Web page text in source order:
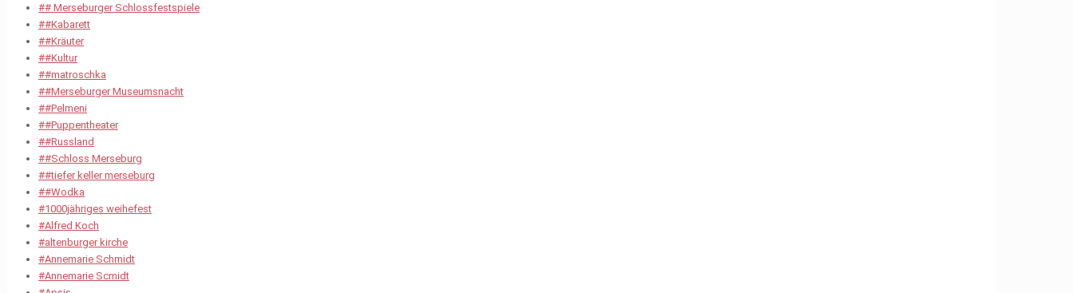
## Merseburger Schlossfestspiele
##Kabarett
##Kräuter
##Kultur
##matroschka
##Merseburger Museumsnacht
##Pelmeni
##Puppentheater
##Russland
##Schloss Merseburg
##tiefer keller merseburg
##Wodka
#1000jähriges weihefest
#Alfred Koch
#altenburger kirche
#Annemarie Schmidt
#Annemarie Scmidt